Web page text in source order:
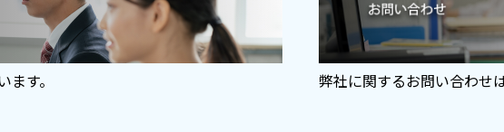
す。 弊社に関するお問い合わせ